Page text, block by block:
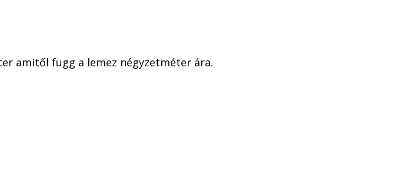
amitől függ a lemez négyzetméter ára.